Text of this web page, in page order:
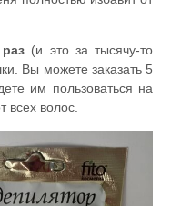
(и это за тысячу-то
Вы можете заказать 5
им пользоваться на
всех волос.